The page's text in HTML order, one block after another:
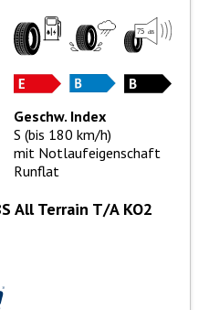
All Terrain T/A KO2
Geschw. Index
S (bis 180 km/h)
mit Notlaufeigenschaft
Runflat